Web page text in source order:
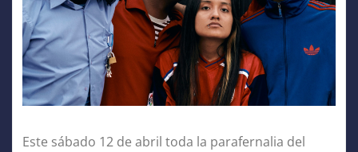
Este sábado 12 de abril toda la parafernalia del